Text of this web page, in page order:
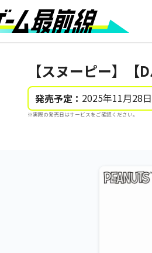
【スヌーピー】【
発売予定： 2025年11月28
※実際の発売日はサービスをご確認ください。